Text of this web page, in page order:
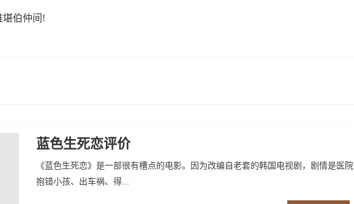
堪伯仲间!
蓝色生死恋评价
《蓝色生死恋》是一部很有槽点的电影。因为改编自老套的韩国电视剧，剧情是医院
抱错小孩、出车祸、得...